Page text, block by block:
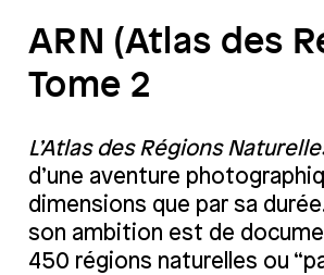
ARN (Atlas des
Tome 2
L’Atlas des Régions
d’une aventure
dimensions que par sa
son ambition est de
450 régions naturelles ou